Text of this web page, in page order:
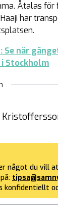
Åtalas för
har
Se när
Stockholm
något du vill
konfidentiellt